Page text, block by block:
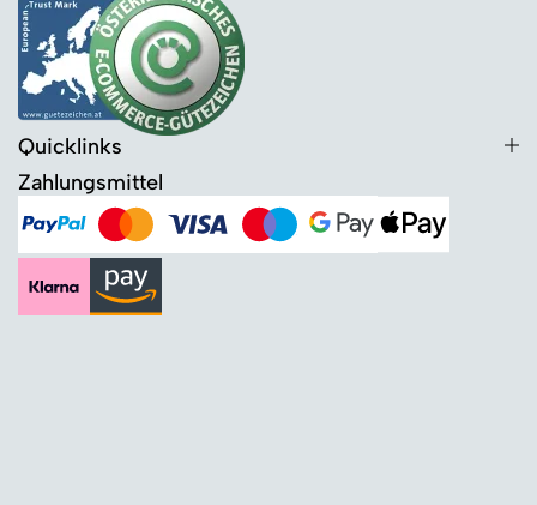
Quicklinks
Zahlungsmittel